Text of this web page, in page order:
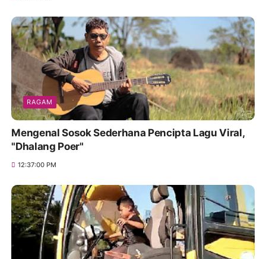
RAGAM
Mengenal Sosok Sederhana Pencipta Lagu Viral,
"Dhalang Poer"
12:37:00 PM